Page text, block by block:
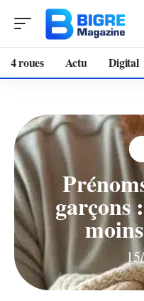
4 roues Actu Digital
garçons